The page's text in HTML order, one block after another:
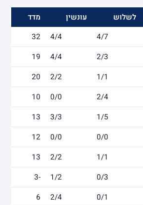
לשלוש עונשין
מדד
4/7
4/4
32
2/3
4/4
19
1/1
2/2
20
2/4
0/0
10
1/5
3/3
13
0/0
0/0
12
1/1
2/2
13
0/3
1/2
-3
0/1
2/4
6